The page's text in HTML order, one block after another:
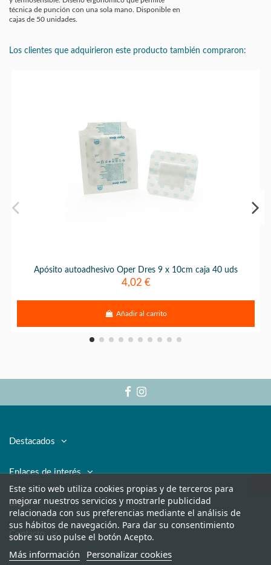
técnica de punción con una sola mano. Disponible en
cajas de 50 unidades.
Los clientes que adquirieron este producto también compraron:
Apósito autoadhesivo Oper Dres 9 x 10cm caja 40 uds
4,02 €
Añadir al carrito
Destacados
Enlaces de interés
Legal
Contacto
Este sitio web utiliza cookies propias y de terceros para
mejorar nuestros servicios y mostrarle publicidad
relacionada con sus preferencias mediante el análisis de
sus hábitos de navegación. Para dar su consentimiento
sobre su uso pulse el botón Acepto.
Más información Personalizar cookies